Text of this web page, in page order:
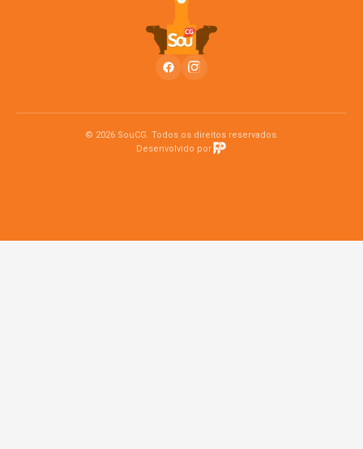
© 2026 SouCG. Todos os direitos reservados.
Desenvolvido por